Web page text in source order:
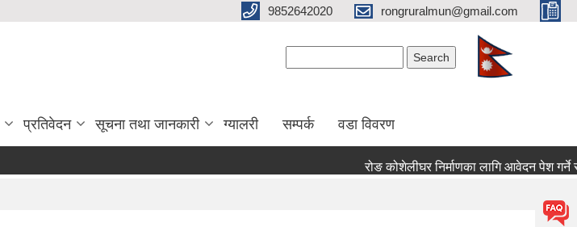
9852642020 rongruralmun@gmail.com
प्रतिवेदन सूचना तथा जानकारी ग्यालरी सम्पर्क वडा विवरण
रोङ कोशेलीघर निर्माणका लागि आवेदन पेश गर्ने